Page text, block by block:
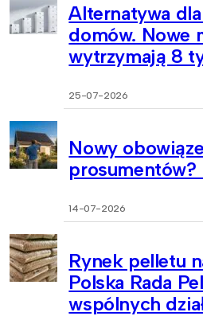
Alternatywa
domów. Nowe
wytrzymają 8
25-07-2026
Nowy
prosumentów?
14-07-2026
Rynek pelletu
Polska Rada
wspólnych